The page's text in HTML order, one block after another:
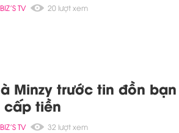
TV 20 lượt xem
Minzy trước tin đồn bạn
tiền
TV 32 lượt xem